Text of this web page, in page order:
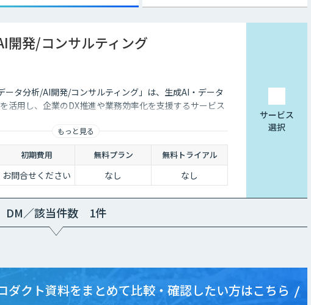
開発/コンサルティング
ータ分析/AI開発/コンサルティング」は、生成AI・データ
活用し、企業のDX推進や業務効率化を支援するサービス
もっと見る
初期費用 無料プラン 無料トライアル
お問合せください なし なし
サービス
選択
DM／該当件数 1件
ダクト資料をまとめて比較・確認したい方はこちら